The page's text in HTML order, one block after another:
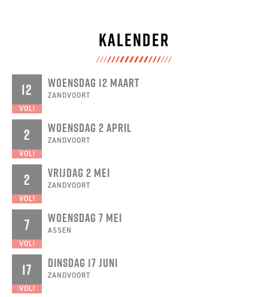
Kalender
12
VOL!
WOENSDAG 12 MAART
ZANDVOORT
2
VOL!
WOENSDAG 2 APRIL
ZANDVOORT
2
VOL!
VRIJDAG 2 MEI
ZANDVOORT
7
VOL!
WOENSDAG 7 MEI
ASSEN
17
VOL!
DINSDAG 17 JUNI
ZANDVOORT